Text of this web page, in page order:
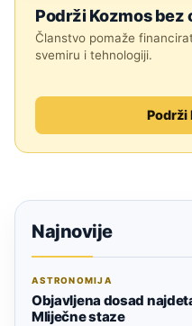
Podrži Kozmos bez
Članstvo pomaže
svemiru i tehnologiji.
Podrži
Najnovije
ASTRONOMIJA
Objavljena dosad
Mliječne staze